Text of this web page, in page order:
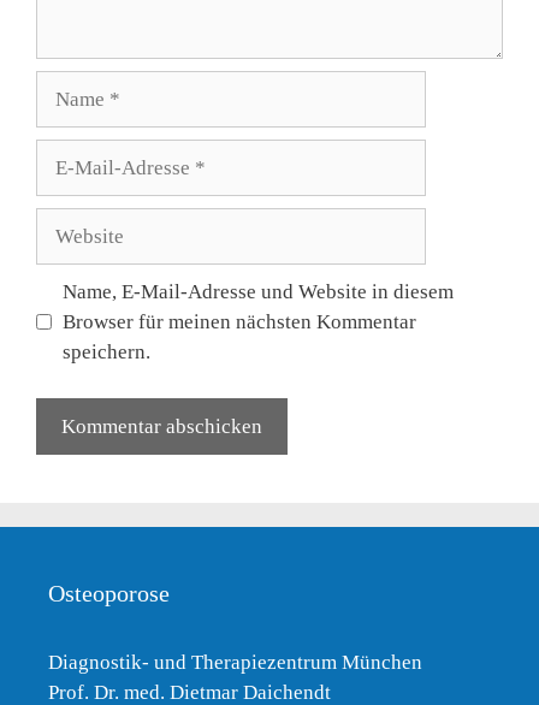
Adresse
Name, E-Mail-Adresse und Website in diesem
Browser für meinen nächsten Kommentar
speichern.
Osteoporose
Diagnostik- und Therapiezentrum München
Prof. Dr. med. Dietmar Daichendt